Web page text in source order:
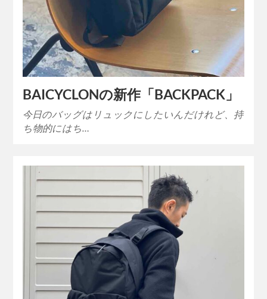
BAICYCLONの新作「BACKPACK」
今日のバッグはリュックにしたいんだけれど、持
ち物的にはち…